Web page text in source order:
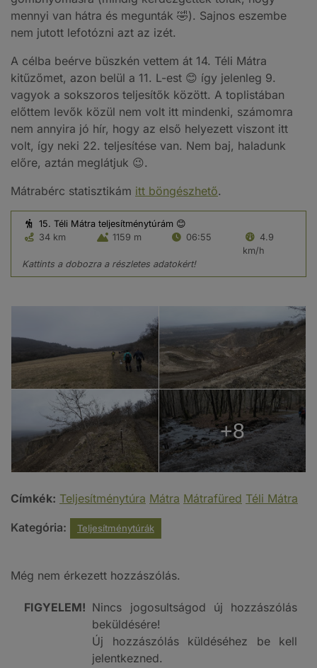
mennyi van hátra és megunták 🤣). Sajnos eszembe
nem jutott lefotózni azt az izét.
A célba beérve büszkén vettem át 14. Téli Mátra
kitűzőmet, azon belül a 11. L-est 😊 így jelenleg 9.
vagyok a sokszoros teljesítők között. A toplistában
előttem levők közül nem volt itt mindenki, számomra
nem annyira jó hír, hogy az első helyezett viszont itt
volt, így neki 22. teljesítése van. Nem baj, haladunk
előre, aztán meglátjuk 😉.
Mátrabérc statisztikám itt böngészhető.
15. Téli Mátra teljesítménytúrám 😊
34 km
1159 m 06:55
4.9
km/h
Kattints a dobozra a részletes adatokért!
+8
Címkék: Teljesítménytúra Mátra Mátrafüred Téli Mátra
Kategória: Teljesítménytúrák
Még nem érkezett hozzászólás.
FIGYELEM! Nincs jogosultságod új hozzászólás
beküldésére!
Új hozzászólás küldéséhez be kell
jelentkezned.